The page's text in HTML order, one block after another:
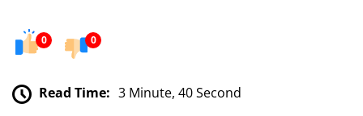
0 0
Read Time: 3 Minute, 40 Second